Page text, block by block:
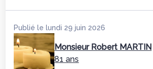
Publié le lundi 29 juin 2026
Monsieur Robert MARTIN
81 ans